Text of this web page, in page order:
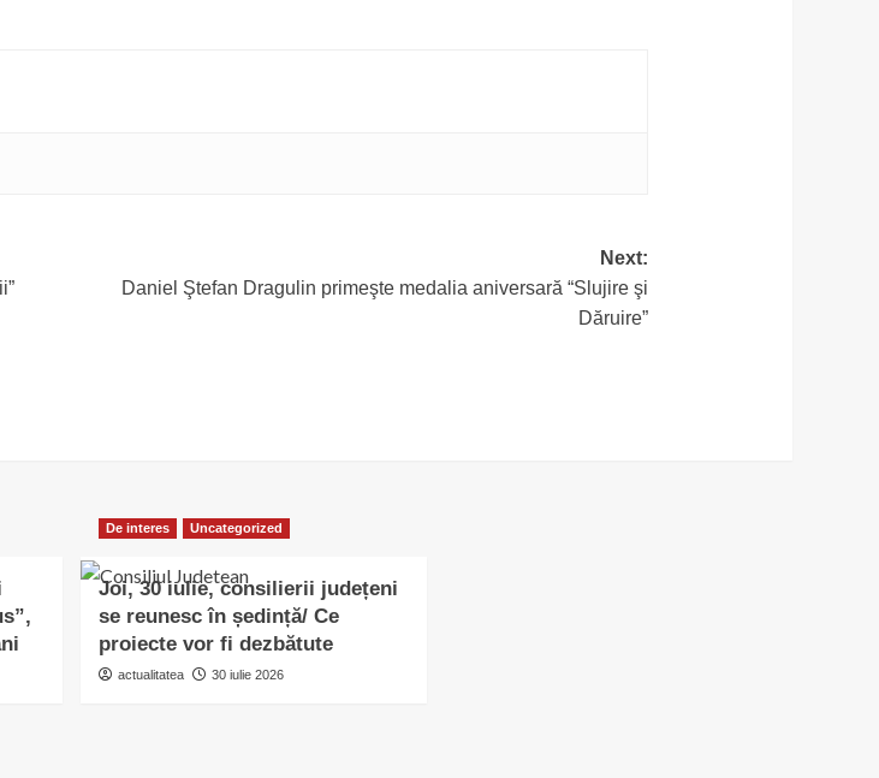
Next:
Daniel Ştefan Dragulin primeşte medalia aniversară “Slujire şi
Dăruire”
De interes Uncategorized
Joi, 30 iulie, consilierii județeni
se reunesc în ședință/ Ce
proiecte vor fi dezbătute
actualitatea 30 iulie 2026